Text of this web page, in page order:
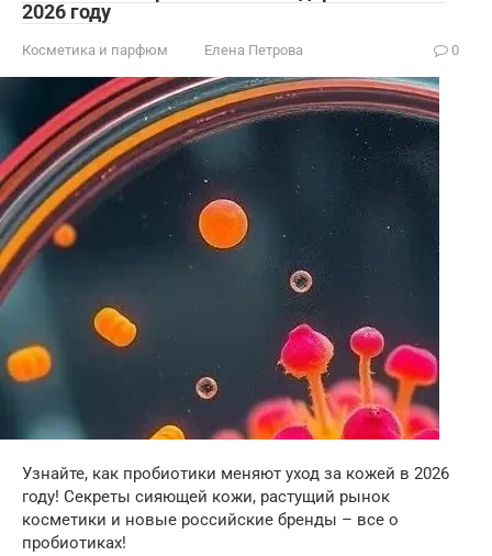
2026 году
Косметика и парфюм Елена Петрова 0
Узнайте, как пробиотики меняют уход за кожей в 2026
году! Секреты сияющей кожи, растущий рынок
косметики и новые российские бренды – все о
пробиотиках!